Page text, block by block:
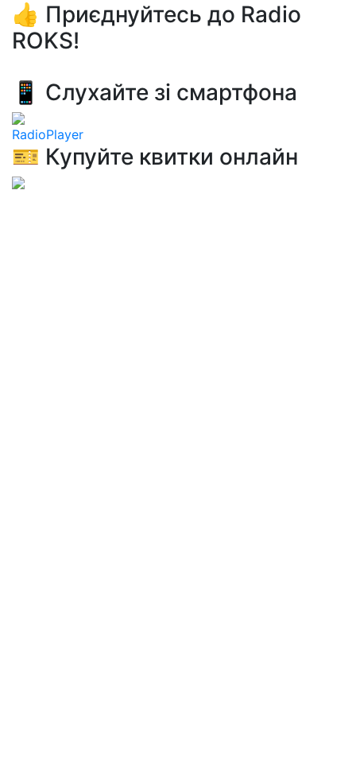
👍 Приєднуйтесь до Radio
ROKS!
📱 Слухайте зі смартфона
RadioPlayer
🎫 Купуйте квитки онлайн